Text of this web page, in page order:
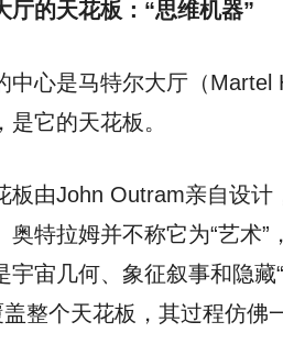
厅的天花板：“思维机器”
中心是马特尔大厅（Martel
是它的天花板。
板由John Outram亲自设
奥特拉姆并不称它为“艺术
宇宙几何、象征叙事和隐
整个天花板，其过程仿佛